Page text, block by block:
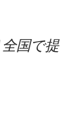
国で提